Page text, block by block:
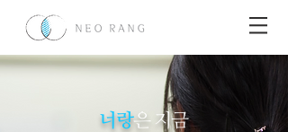
너랑은 지금